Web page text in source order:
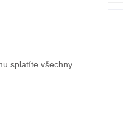
splatíte všechny